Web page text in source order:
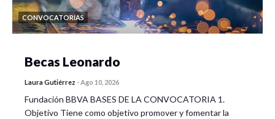
CONVOCATORIAS
Becas Leonardo
Laura Gutiérrez -Ago 10, 2026
Fundación BBVA BASES DE LA CONVOCATORIA 1.
Objetivo Tiene como objetivo promover y fomentar la